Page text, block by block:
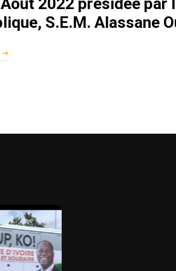
2022 présidée par
S.E.M. Alassane